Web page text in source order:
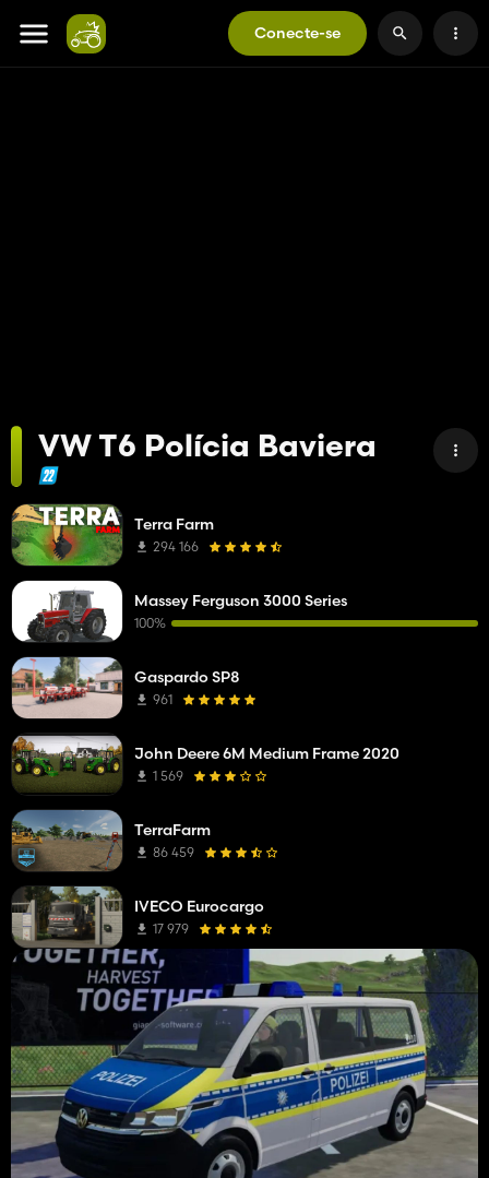
Conecte-se
VW T6 Polícia Baviera
Terra Farm
294 166
Massey Ferguson 3000 Series
100%
Gaspardo SP8
961
John Deere 6M Medium Frame 2020
1 569
TerraFarm
86 459
IVECO Eurocargo
17 979